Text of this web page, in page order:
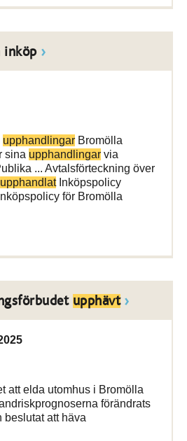
inköp
upphandlingar Bromölla
sina upphandlingar via
... Avtalsförteckning över
upphandlatInköpspolicy
för Bromölla
upphävt
att elda utomhus i Bromölla
förändrats
beslutat att häva